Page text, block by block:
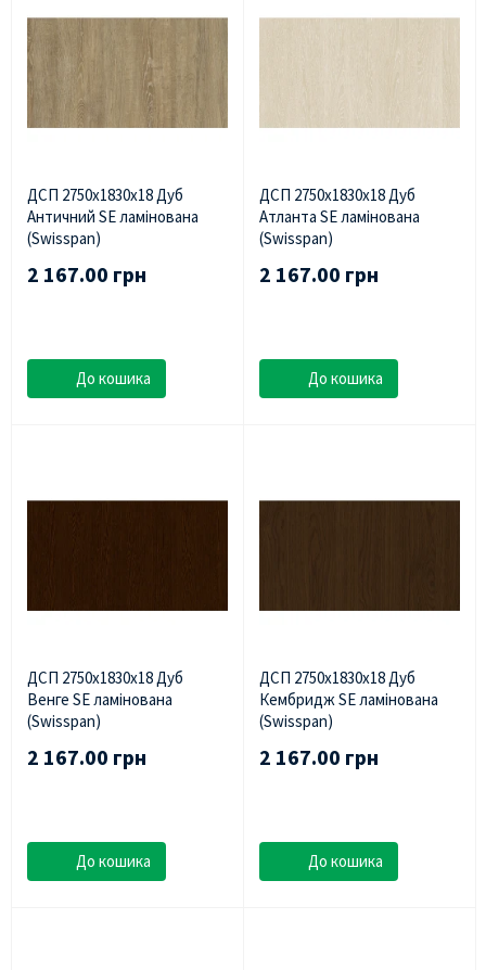
ДСП 2750х1830х18 Дуб
Античний SE ламінована
(Swisspan)
2 167.00 грн
До кошика
ДСП 2750х1830х18 Дуб
Атланта SE ламінована
(Swisspan)
2 167.00 грн
До кошика
ДСП 2750х1830х18 Дуб
Венге SE ламінована
(Swisspan)
2 167.00 грн
До кошика
ДСП 2750х1830х18 Дуб
Кембридж SE ламінована
(Swisspan)
2 167.00 грн
До кошика